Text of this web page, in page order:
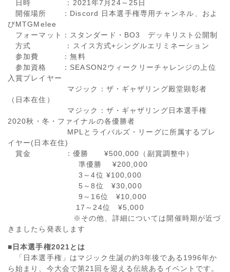
日時 ：2021年7月24～25日
開催場所 ：Discord 日本選手権専用チャンネル、およ
びMTGMelee
フォーマット：スタンダード・BO3 デッキリスト公開制
方式 ：スイス方式+シングルエリミネーション
参加費 ：無料
参加資格 ：SEASON2ウィークリーチャレンジの上位
入賞プレイヤー
マジック：ザ・ギャザリング殿堂顕彰者
（日本在住）
マジック：ザ・ギャザリング日本選手権
2020秋・冬・ファイナルの各優勝者
MPLとライバルズ・リーグに所属するプレ
イヤー(日本在住)
賞金 ：優勝 ¥500,000（副賞調整中）
準優勝 ¥200,000
3～4位 ¥100,000
5～8位 ¥30,000
9～16位 ¥10,000
17～24位 ¥5,000
※その他、詳細については開催時期が近づ
きましたら発表します
■ 日本選手権2021とは
「日本選手権」はマジック生誕の約3年後である1996年か
ら始まり、今大会で第21回を迎える伝統あるイベントです。